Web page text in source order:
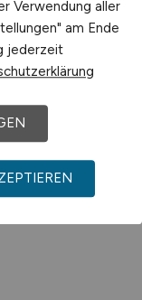
für
Verwendung aller
am Ende
jederzeit